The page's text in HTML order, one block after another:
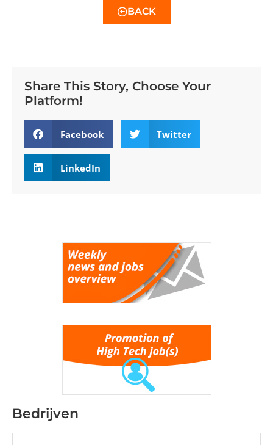
BACK
Share This Story, Choose Your
Platform!
Facebook Twitter
LinkedIn
Bedrijven